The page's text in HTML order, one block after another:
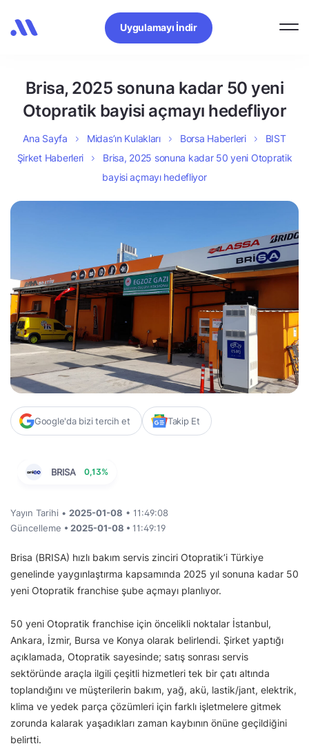
Uygulamayı İndir
Brisa, 2025 sonuna kadar 50 yeni
Otopratik bayisi açmayı hedefliyor
Ana Sayfa Midas’ın Kulakları Borsa Haberleri
BIST
Şirket Haberleri
Brisa, 2025 sonuna kadar 50 yeni Otopratik
bayisi açmayı hedefliyor
Google'da bizi tercih et Takip Et
BRISA 0,13%
Yayın Tarihi • 2025-01-08 • 11:49:08
Güncelleme • 2025-01-08 • 11:49:19
Brisa (BRISA) hızlı bakım servis zinciri Otopratik’i Türkiye
genelinde yaygınlaştırma kapsamında 2025 yıl sonuna kadar 50
yeni Otopratik franchise şube açmayı planlıyor.
50 yeni Otopratik franchise için öncelikli noktalar İstanbul,
Ankara, İzmir, Bursa ve Konya olarak belirlendi. Şirket yaptığı
açıklamada, Otopratik sayesinde; satış sonrası servis
sektöründe araçla ilgili çeşitli hizmetleri tek bir çatı altında
toplandığını ve müşterilerin bakım, yağ, akü, lastik/jant, elektrik,
klima ve yedek parça çözümleri için farklı işletmelere gitmek
zorunda kalarak yaşadıkları zaman kaybının önüne geçildiğini
belirtti.